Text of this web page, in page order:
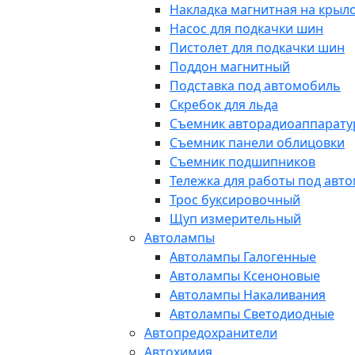
Накладка магнитная на
Насос для подкачки шин
Пистолет для подкачки шин
Поддон магнитный
Подставка под автомобиль
Скребок для льда
Съемник
Съемник панели облицовки
Съемник подшипников
Тележка для работы под
Трос буксировочный
Щуп измерительный
Автолампы
Автолампы Галогенные
Автолампы Ксеноновые
Автолампы Накаливания
Автолампы Светодиодные
Автопредохранители